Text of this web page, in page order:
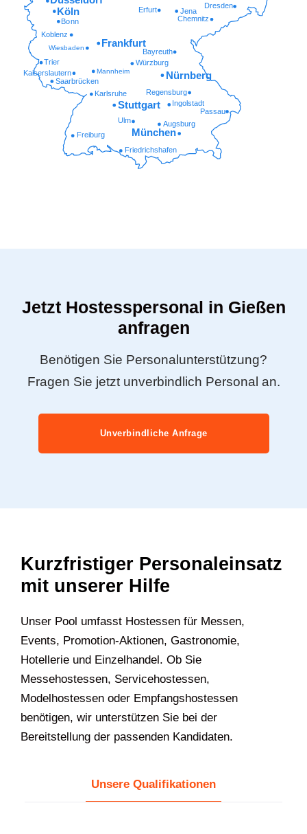
Friedrichshafen
Freiburg
Augsburg
Ulm
Passau
Ingolstadt
Regensburg
Karlsruhe
Saarbrücken
Kaiserslautern Mannheim
Würzburg
Trier
Wiesbaden Bayreuth
Koblenz
Chemnitz
Bonn
Erfurt Jena
Dresden
München
Stuttgart
Nürnberg
Frankfurt
Köln
Jetzt Hostesspersonal in Gießen
anfragen
Benötigen Sie Personalunterstützung?
Fragen Sie jetzt unverbindlich Personal an.
Unverbindliche Anfrage
Kurzfristiger Personaleinsatz
mit unserer Hilfe
U‍nser Pool umfasst Hostessen für Messen,
Events, Promotion-Aktionen, Gastronomie,
Hotellerie und Einzelhandel. Ob Sie
Messehostessen, Servicehostessen,
Modelhostessen oder Empfangshostessen
benötigen, wir unterstützen Sie bei der
Bereitstellung der passenden Kandidaten.
Unsere Qualifikationen